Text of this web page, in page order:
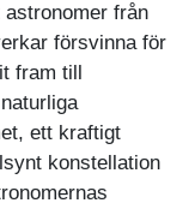
från
försvinna för
fram till
ett kraftigt
konstellation